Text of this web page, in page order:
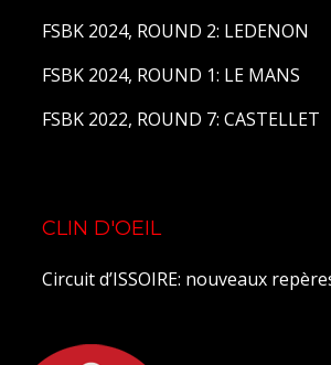
FSBK 2024, ROUND 2: LEDENON
FSBK 2024, ROUND 1: LE MANS
FSBK 2022, ROUND 7: CASTELLET
CLIN D'OEIL
Circuit d’ISSOIRE: nouveaux